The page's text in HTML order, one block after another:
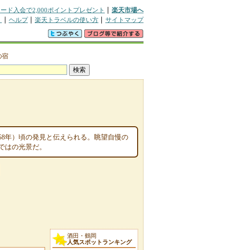
ド入会で2,000ポイントプレゼント
楽天市場へ
ヘルプ 楽天トラベルの使い方 サイトマップ
宿
年）頃の発見と伝えられる。眺望自慢の
の光景だ。
酒田・鶴岡
人気スポットランキング